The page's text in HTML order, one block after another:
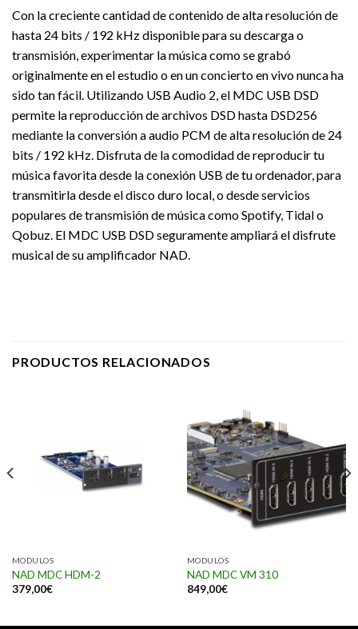
Con la creciente cantidad de contenido de alta resolución de
hasta 24 bits / 192 kHz disponible para su descarga o
transmisión, experimentar la música como se grabó
originalmente en el estudio o en un concierto en vivo nunca ha
sido tan fácil. Utilizando USB Audio 2, el MDC USB DSD
permite la reproducción de archivos DSD hasta DSD256
mediante la conversión a audio PCM de alta resolución de 24
bits / 192 kHz. Disfruta de la comodidad de reproducir tu
música favorita desde la conexión USB de tu ordenador, para
transmitirla desde el disco duro local, o desde servicios
populares de transmisión de música como Spotify, Tidal o
Qobuz. El MDC USB DSD seguramente ampliará el disfrute
musical de su amplificador NAD.
PRODUCTOS RELACIONADOS
MODULOS
NAD MDC HDM-2
379,00€
MODULOS
NAD MDC VM 310
849,00€